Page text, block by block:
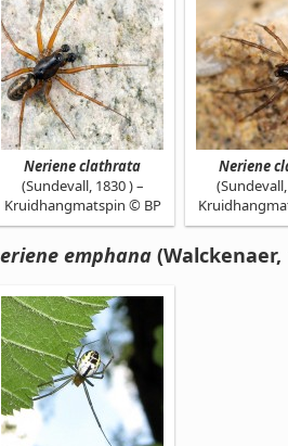
Neriene clathrata
(Sundevall, 1830 ) –
Kruidhangmatspin © BP
Neriene
emphana